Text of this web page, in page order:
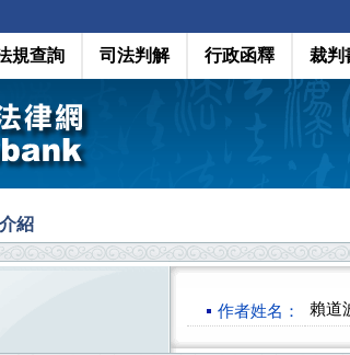
規查詢 司法判解 行政函釋 裁判
紹
作者姓名： 賴道